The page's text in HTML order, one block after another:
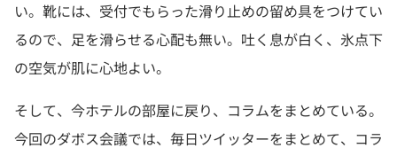
い。靴には、受付でもらった滑り止めの留め具をつけてい
るので、足を滑らせる心配も無い。吐く息が白く、氷点下
の空気が肌に心地よい。
そして、今ホテルの部屋に戻り、コラムをまとめている。
今回のダボス会議では、毎日ツイッターをまとめて、コラ